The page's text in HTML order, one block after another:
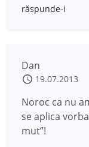
răspunde-i
Dan
19.07.2013
Noroc ca nu
se aplica
mut”!